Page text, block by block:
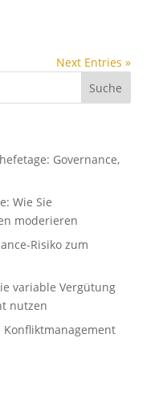
Next Entries »
Governance,
Wie Sie
moderieren
Risiko zum
variable Vergütung
nutzen